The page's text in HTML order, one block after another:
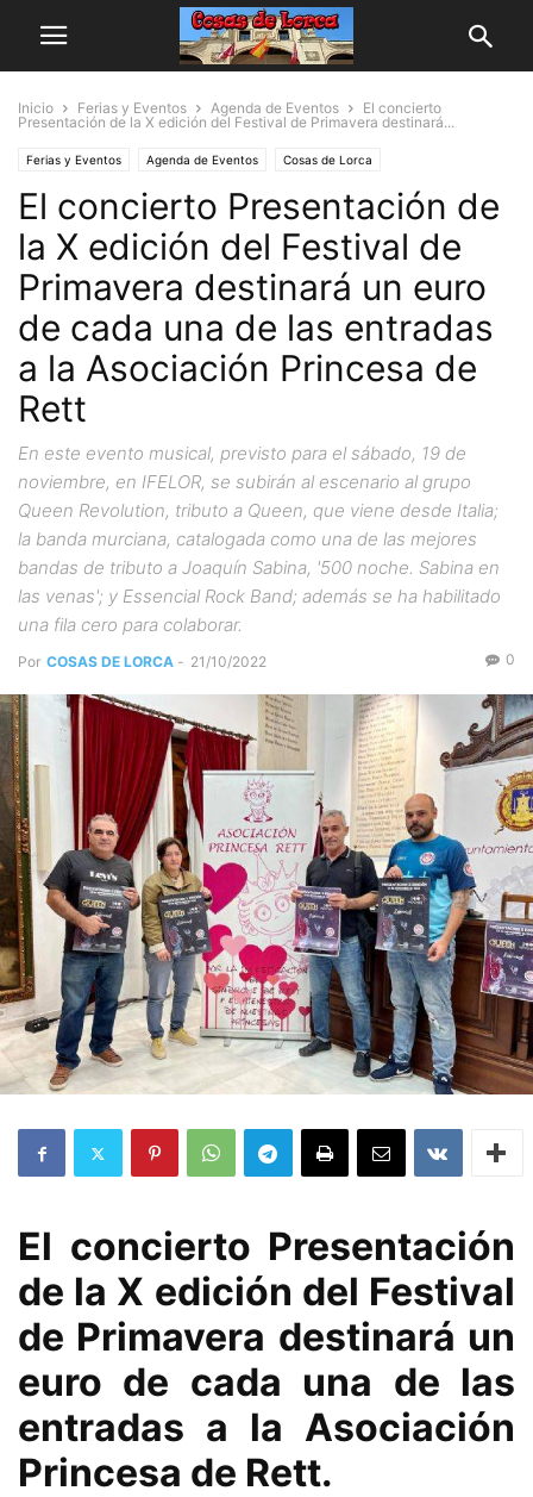
Inicio Ferias y Eventos Agenda de Eventos
El concierto
Presentación de la X edición del Festival de Primavera destinará...
Ferias y Eventos Agenda de Eventos Cosas de Lorca
Personas y Asociaciones
El concierto Presentación de
la X edición del Festival de
Primavera destinará un euro
de cada una de las entradas
a la Asociación Princesa de
Rett
En este evento musical, previsto para el sábado, 19 de
noviembre, en IFELOR, se subirán al escenario al grupo
Queen Revolution, tributo a Queen, que viene desde Italia;
la banda murciana, catalogada como una de las mejores
bandas de tributo a Joaquín Sabina, '500 noche. Sabina en
las venas'; y Essencial Rock Band; además se ha habilitado
una fila cero para colaborar.
Por COSAS DE LORCA - 21/10/2022 0
El concierto Presentación
de la X edición del Festival
de Primavera destinará un
euro de cada una de las
entradas a la Asociación
Princesa de Rett.